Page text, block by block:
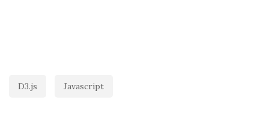
D3.js Javascript